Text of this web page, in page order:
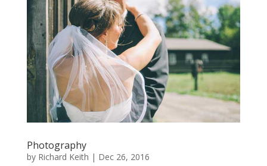
Photography
by Richard Keith | Dec 26, 2016